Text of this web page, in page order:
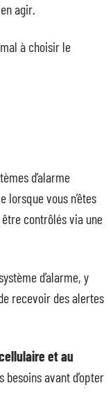
agir.
à choisir le
d’alarme
lorsque vous n’êtes
contrôlés via une
d’alarme, y
recevoir des alertes
et au
avant d’opter